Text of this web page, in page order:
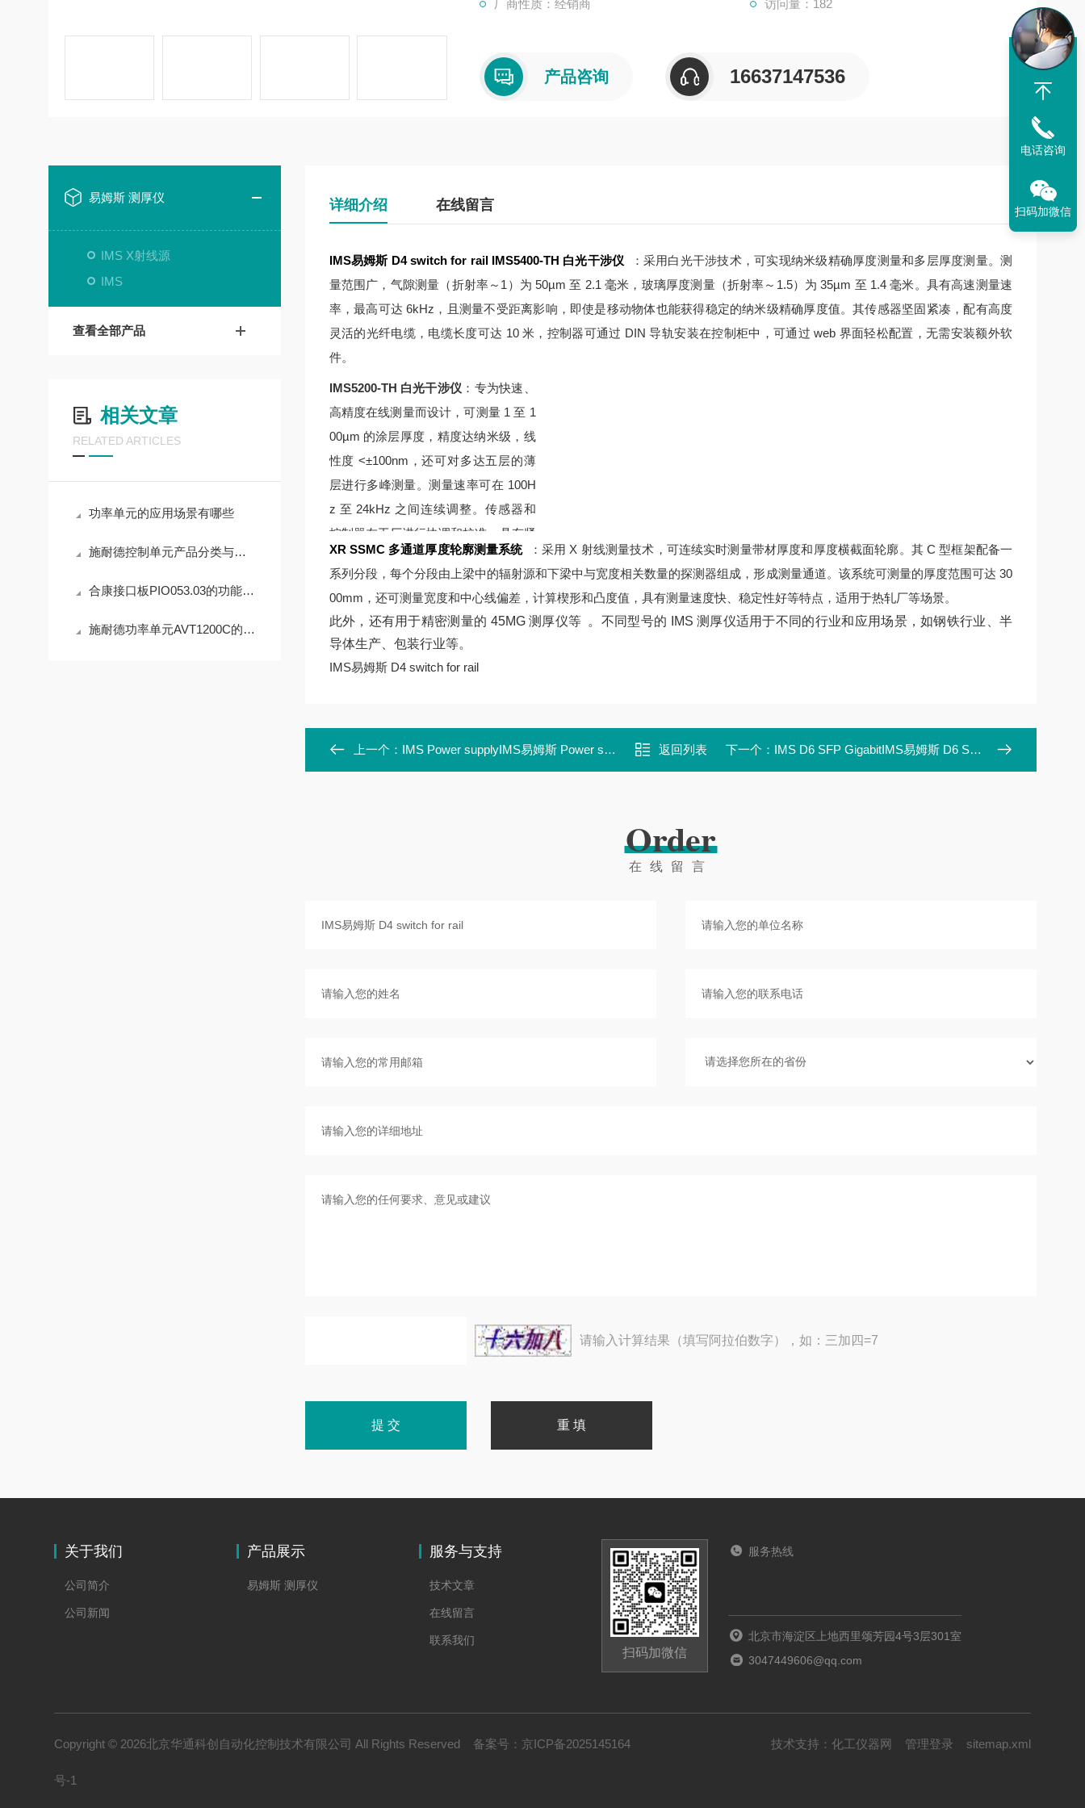
厂商性质：经销商 访问量：182
产品咨询 16637147536
易姆斯 测厚仪
IMS X射线源
IMS
查看全部产品
相关文章
RELATED ARTICLES
功率单元的应用场景有哪些
施耐德控制单元产品分类与核心功能
合康接口板PIO053.03的功能与应用价值分析
施耐德功率单元AVT1200C的应用行业
详细介绍 在线留言
IMS易姆斯 D4 switch for rail IMS5400-TH 白光干涉仪
：采用白光干涉技术，可实现纳米级精确厚度测量和多层厚度测量。测
量范围广，气隙测量（折射率～1）为 50µm 至 2.1 毫米，玻璃厚度测量（折射率～1.5）为 35µm 至 1.4 毫米。具有高速测量速
率，最高可达 6kHz，且测量不受距离影响，即使是移动物体也能获得稳定的纳米级精确厚度值。其传感器坚固紧凑，配有高度
灵活的光纤电缆，电缆长度可达 10 米，控制器可通过 DIN 导轨安装在控制柜中，可通过 web 界面轻松配置，无需安装额外软
件。
IMS5200-TH 白光干涉仪 ：专为快速、
高精度在线测量而设计，可测量 1 至 1
00µm 的涂层厚度，精度达纳米级，线
性度 <±100nm，还可对多达五层的薄
层进行多峰测量。测量速率可在 100H
z 至 24kHz 之间连续调整。传感器和
控制器在工厂进行协调和校准，具有紧
凑坚固的设计，工作范围为 ±2mm，可
轻松集成到狭窄的生产线中。控制器防
护等级为 IP40，传感器防护等级为 IP6
5，适用于工业环境，也可在洁净室和
真空等特殊环境中使用。
XR SSMC 多通道厚度轮廓测量系统
：采用 X 射线测量技术，可连续实时测量带材厚度和厚度横截面轮廓。其 C 型框架配备一
系列分段，每个分段由上梁中的辐射源和下梁中与宽度相关数量的探测器组成，形成测量通道。该系统可测量的厚度范围可达 30
00mm，还可测量宽度和中心线偏差，计算楔形和凸度值，具有测量速度快、稳定性好等特点，适用于热轧厂等场景。
此外，还有用于精密测量的 45MG 测厚仪等 。不同型号的 IMS 测厚仪适用于不同的行业和应用场景，如钢铁行业、半
导体生产、包装行业等。
IMS易姆斯 D4 switch for rail
上一个： IMS Power supplyIMS易姆斯 Power supply 返回列表 下一个： IMS D6 SFP GigabitIMS易姆斯 D6 SFP Gigabit
Order
在线留言
请输入计算结果（填写阿拉伯数字），如：三加四=7
关于我们
公司简介
公司新闻
产品展示
易姆斯 测厚仪
服务与支持
技术文章
在线留言
联系我们
扫码加微信
服务热线
北京市海淀区上地西里颂芳园4号3层301室
3047449606@qq.com
Copyright © 2026北京华通科创自动化控制技术有限公司 All Rights Reserved 备案号： 京ICP备2025145164
号-1
技术支持： 化工仪器网 管理登录 sitemap.xml
电话咨询
扫码加微信